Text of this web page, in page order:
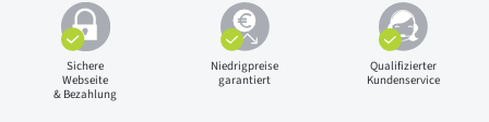
Sichere
Webseite
& Bezahlung
Niedrigpreise
garantiert
Qualifizierter
Kundenservice